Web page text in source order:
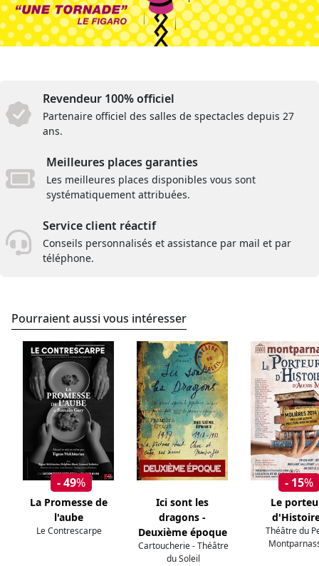
Revendeur 100% officiel
Partenaire officiel des salles de spectacles depuis 27
ans.
Meilleures places garanties
Les meilleures places disponibles vous sont
systématiquement attribuées.
Service client réactif
Conseils personnalisés et assistance par mail et par
téléphone.
Pourraient aussi vous intéresser
- 49%
La Promesse de
l'aube
Le Contrescarpe
Ici sont les
dragons -
Deuxième époque
Cartoucherie - Théâtre
du Soleil
- 15%
Le
Théâtre du